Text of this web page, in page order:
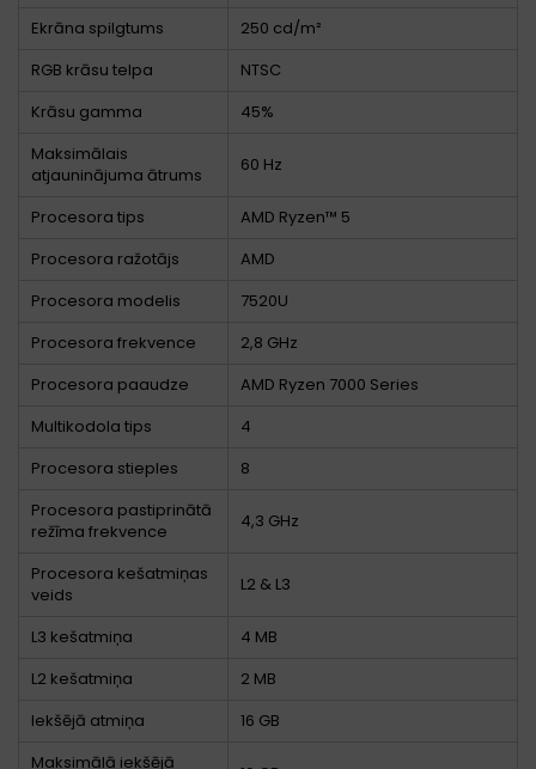
Ekrāna spilgtums
250 cd/m²
RGB krāsu telpa
NTSC
Krāsu gamma
45%
Maksimālais
atjauninājuma ātrums
60 Hz
Procesora tips
AMD Ryzen™ 5
Procesora ražotājs
AMD
Procesora modelis
7520U
Procesora frekvence
2,8 GHz
Procesora paaudze
AMD Ryzen 7000 Series
Multikodola tips
4
Procesora stieples
8
Procesora pastiprinātā
režīma frekvence
4,3 GHz
Procesora kešatmiņas
veids
L2 & L3
L3 kešatmiņa
4 MB
L2 kešatmiņa
2 MB
Iekšējā atmiņa
16 GB
Maksimālā iekšējā